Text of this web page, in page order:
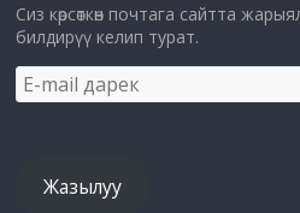
Сиз көрсөткөн почтага сайтта
билдирүү келип турат.
E-
mail
Жазылуу